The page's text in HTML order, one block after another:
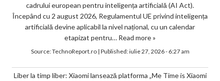
cadrului european pentru inteligența artificială (AI Act).
Începând cu 2 august 2026, Regulamentul UE privind inteligența
artificială devine aplicabil la nivel național, cu un calendar
etapizat pentru… Read more »
Source:TechnoReport.ro| Published:iulie 27, 2026 - 6:27 am
Liber la timp liber: Xiaomi lansează platforma „Me Time is Xiaomi